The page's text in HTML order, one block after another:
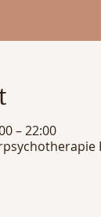
– 22:00